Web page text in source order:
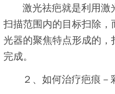
激光祛疤就是利用激
扫描范围内的目标扫除，
光器的聚焦特点形成的，
完成。
２、如何治疗疤痕